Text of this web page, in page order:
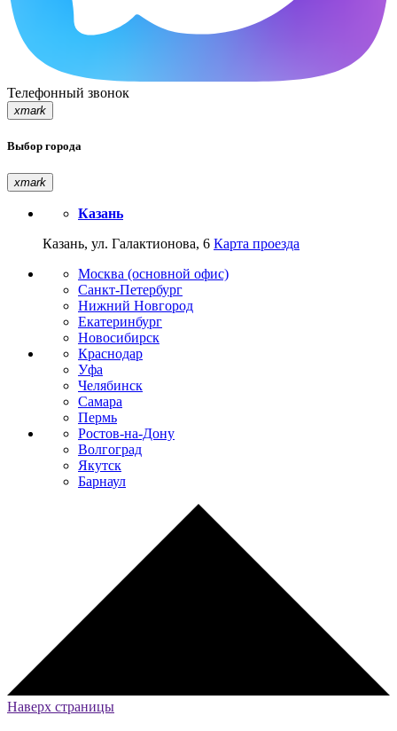
Телефонный звонок
xmark
Выбор города
xmark
Казань
Казань, ул. Галактионова, 6 Карта проезда
Москва (основной офис)
Санкт-Петербург
Нижний Новгород
Екатеринбург
Новосибирск
Краснодар
Уфа
Челябинск
Самара
Пермь
Ростов-на-Дону
Волгоград
Якутск
Барнаул
Наверх страницы